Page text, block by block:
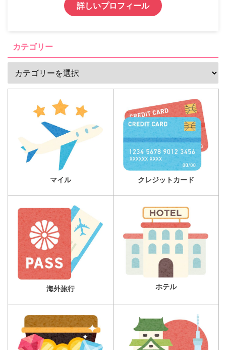
詳しいプロフィール
カテゴリー
マイル クレジットカード
海外旅行 ホテル